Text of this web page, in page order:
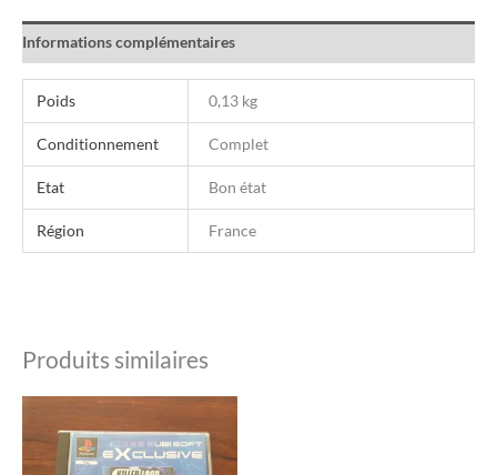
Informations complémentaires
Poids 0,13 kg
Conditionnement Complet
Etat Bon état
Région France
Produits similaires